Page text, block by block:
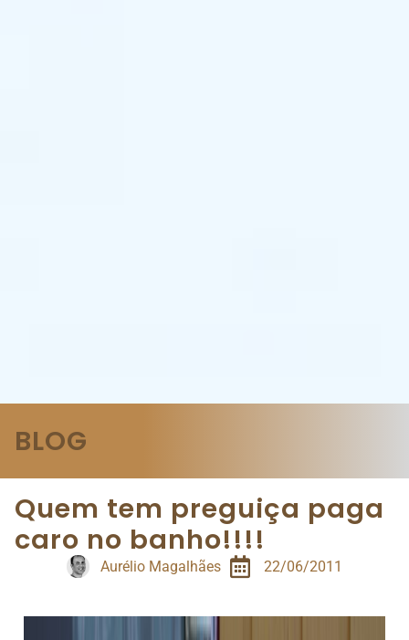
BLOG
Quem tem preguiça paga
caro no banho!!!!
Aurélio Magalhães 22/06/2011